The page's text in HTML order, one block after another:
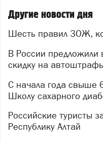
Другие новости дня
Шесть правил ЗОЖ,
В России предложили вернуть 50-процентную
скидку на
С начала года свыше 6 тыс. вологжан прошли
Школу сахарного
Российские туристы заново открывают для себя
Республику Алтай